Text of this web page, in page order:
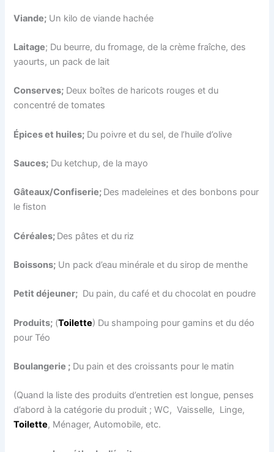
Viande; Un kilo de viande hachée
Laitage; Du beurre, du fromage, de la crème fraîche, des
yaourts, un pack de lait
Conserves; Deux boîtes de haricots rouges et du
concentré de tomates
Épices et huiles; Du poivre et du sel, de l’huile d’olive
Sauces; Du ketchup, de la mayo
Gâteaux/Confiserie; Des madeleines et des bonbons pour
le fiston
Céréales; Des pâtes et du riz
Boissons; Un pack d’eau minérale et du sirop de menthe
Petit déjeuner; Du pain, du café et du chocolat en poudre
Produits; (Toilette) Du shampoing pour gamins et du déo
pour Téo
Boulangerie ; Du pain et des croissants pour le matin
(Quand la liste des produits d’entretien est longue, penses
d’abord à la catégorie du produit ; WC, Vaisselle, Linge,
Toilette, Ménager, Automobile, etc.